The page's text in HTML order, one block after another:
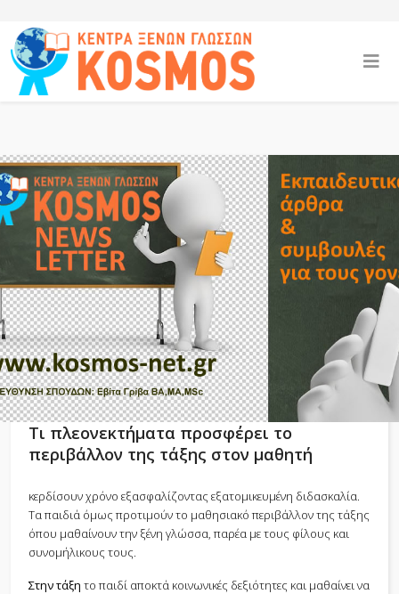
Τι πλεονεκτήματα προσφέρει το
περιβάλλον της τάξης στον μαθητή
κερδίσουν χρόνο εξασφαλίζοντας εξατομικευμένη διδασκαλία.
Τα παιδιά όμως προτιμούν το μαθησιακό περιβάλλον της τάξης
όπου μαθαίνουν την ξένη γλώσσα, παρέα με τους φίλους και
συνομήλικους τους.
Στην τάξη το παιδί αποκτά κοινωνικές δεξιότητες και μαθαίνει να